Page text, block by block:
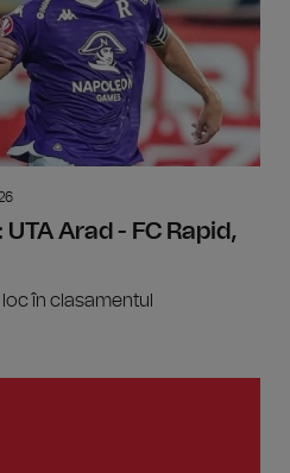
Arad - FC Rapid,
în clasamentul